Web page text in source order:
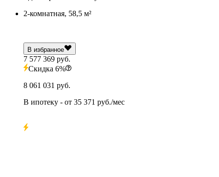
2-комнатная, 58,5 м²
В избранное
7 577 369 руб.
Скидка 6%
8 061 031 руб.
В ипотеку - от 35 371 руб./мес